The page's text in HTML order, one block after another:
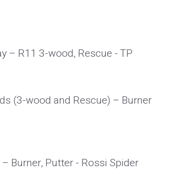
– R11 3-wood, Rescue - TP
(3-wood and Rescue) – Burner
Burner, Putter - Rossi Spider